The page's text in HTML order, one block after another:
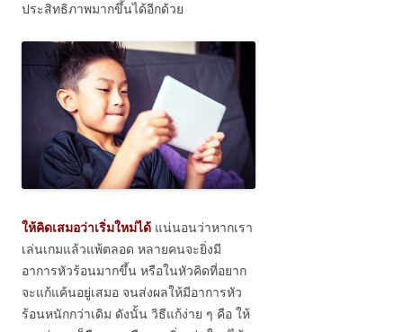
ประสิทธิภาพมากขึ้นได้อีกด้วย
ให้คิดเสมอว่าเริ่มใหม่ได้ แน่นอนว่าหากเรา
เล่นเกมแล้วแพ้ตลอด หลายคนจะยิ่งมี
อาการหัวร้อนมากขึ้น หรือในหัวคิดที่อยาก
จะแก้แค้นอยู่เสมอ จนส่งผลให้มีอาการหัว
ร้อนหนักกว่าเดิม ดังนั้น วิธีแก้ง่าย ๆ คือ ให้